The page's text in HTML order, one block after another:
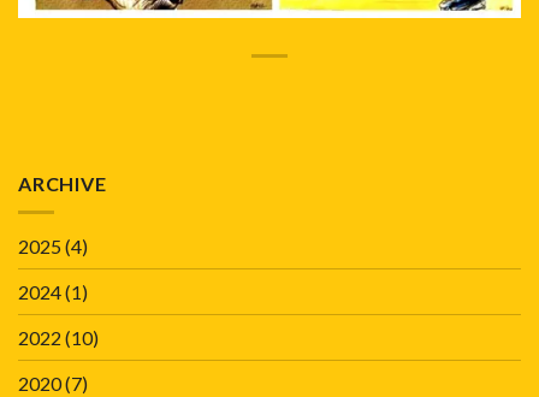
ARCHIVE
2025(4)
2024(1)
2022 (10)
2020(7)